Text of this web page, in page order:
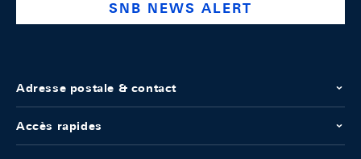
SNB NEWS ALERT
Adresse postale & contact
Accès rapides